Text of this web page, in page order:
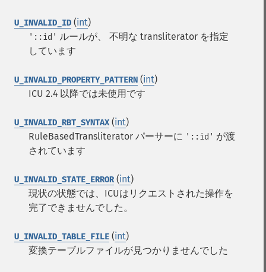
U_INVALID_ID (int)
'::id' ルールが、 不明な transliterator を指定
しています
U_INVALID_PROPERTY_PATTERN (int)
ICU 2.4 以降では未使用です
U_INVALID_RBT_SYNTAX(int)
RuleBasedTransliterator パーサーに '::id' が渡
されています
U_INVALID_STATE_ERROR(int)
現状の状態では、ICUはリクエストされた操作を
完了できませんでした。
U_INVALID_TABLE_FILE (int)
変換テーブルファイルが見つかりませんでした